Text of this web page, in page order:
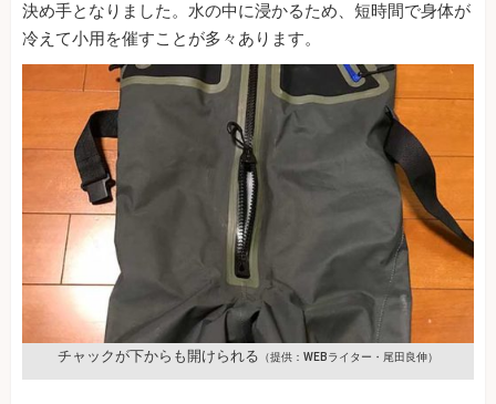
決め手となりました。水の中に浸かるため、短時間で身体が
冷えて小用を催すことが多々あります。
チャックが下からも開けられる （提供：WEBライター・尾田良伸）